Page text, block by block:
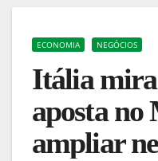
ECONOMIA NEGÓCIOS
Itália
aposta no
ampliar